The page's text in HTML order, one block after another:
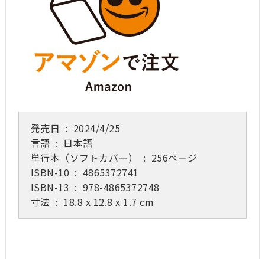
発売日 ‏ : ‎ 2024/4/25
言語 ‏ : ‎ 日本語
単行本（ソフトカバー） ‏ : ‎ 256ページ
ISBN-10 ‏ : ‎ 4865372741
ISBN-13 ‏ : ‎ 978-4865372748
寸法 ‏ : ‎ 18.8 x 12.8 x 1.7 cm